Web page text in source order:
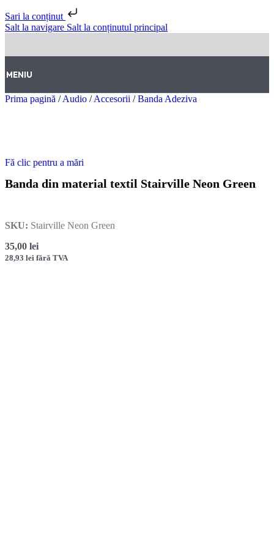
Sari la conținut
Salt la navigare Salt la conținutul principal
MENIU
Prima pagină / Audio / Accesorii / Banda Adeziva
Fă clic pentru a mări
Banda din material textil Stairville Neon Green
SKU: Stairville Neon Green
35,00 lei
28,93 lei fără TVA